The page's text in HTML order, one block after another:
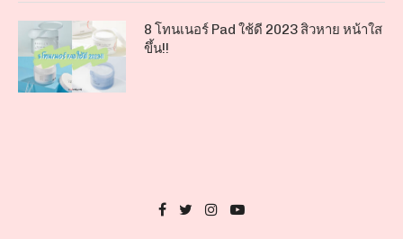
8 โทนเนอร์ Pad ใช้ดี 2023 สิวหาย หน้าใส
ขึ้น!!